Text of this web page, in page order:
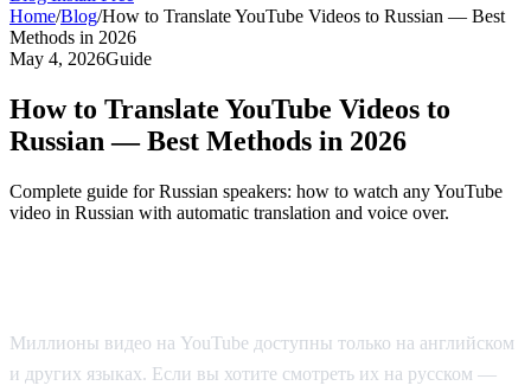
Home/Blog/How to Translate YouTube Videos to Russian — Best
Methods in 2026
May 4, 2026Guide
How to Translate YouTube Videos to
Russian — Best Methods in 2026
Complete guide for Russian speakers: how to watch any YouTube
video in Russian with automatic translation and voice over.
Миллионы видео на YouTube доступны только на английском
и других языках. Если вы хотите смотреть их на русском —